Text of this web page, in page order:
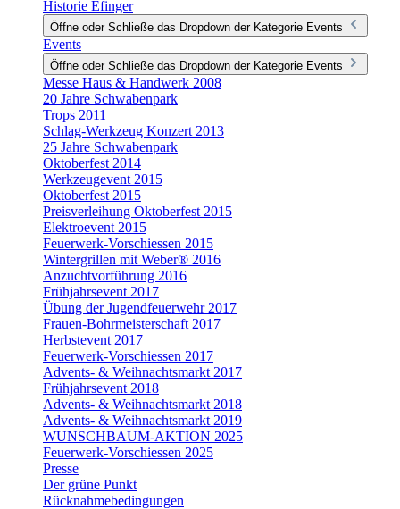
Historie Efinger
Öffne oder Schließe das Dropdown der Kategorie Events
Events
Öffne oder Schließe das Dropdown der Kategorie Events
Messe Haus & Handwerk 2008
20 Jahre Schwabenpark
Trops 2011
Schlag-Werkzeug Konzert 2013
25 Jahre Schwabenpark
Oktoberfest 2014
Werkzeugevent 2015
Oktoberfest 2015
Preisverleihung Oktoberfest 2015
Elektroevent 2015
Feuerwerk-Vorschiessen 2015
Wintergrillen mit Weber® 2016
Anzuchtvorführung 2016
Frühjahrsevent 2017
Übung der Jugendfeuerwehr 2017
Frauen-Bohrmeisterschaft 2017
Herbstevent 2017
Feuerwerk-Vorschiessen 2017
Advents- & Weihnachtsmarkt 2017
Frühjahrsevent 2018
Advents- & Weihnachtsmarkt 2018
Advents- & Weihnachtsmarkt 2019
WUNSCHBAUM-AKTION 2025
Feuerwerk-Vorschiessen 2025
Presse
Der grüne Punkt
Rücknahmebedingungen